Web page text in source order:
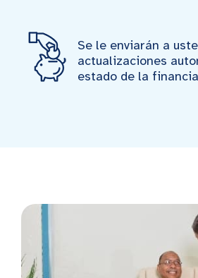
Se le enviarán a
actualizaciones
estado de la